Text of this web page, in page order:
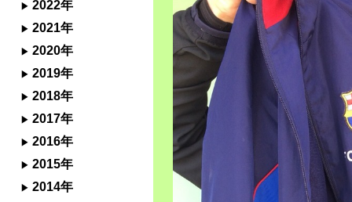
2022年
2021年
2020年
2019年
2018年
2017年
2016年
2015年
2014年